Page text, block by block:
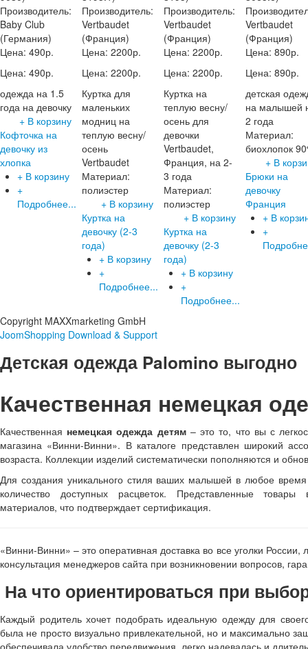
Производитель:
Baby Club
(Германия)
Цена: 490р.
Цена: 490р.
одежда на 1.5
года на девочку
+ В корзину
Кофточка на
девочку из
хлопка
+ В корзину
+
Подробнее...
Производитель:
Vertbaudet
(Франция)
Цена:2200р.
Цена:2200р.
Куртка для
маленьких
модниц на
теплую весну/
осень
Vertbaudet
Материал:
полиэстер
+ В корзину
Куртка на
девочку (2-3
года)
+ В корзину
+
Подробнее...
Производитель:
Vertbaudet
(Франция)
Цена:2200р.
Цена:2200р.
Куртка на
теплую весну/
осень для
девочки
Vertbaudet,
Франция, на 2-
3 года
Материал:
полиэстер
+ В корзину
Куртка на
девочку (2-3
года)
+ В корзину
+
Подробнее...
Vertbaudet
(Франция)
Цена:890р.
Цена:890р.
детская
на малышей
2 года
Материал:
биохлопок
+ В
Брюки на
девочку
Франция
+ В
+
Copyright MAXXmarketing GmbH
JoomShopping Download & Support
Детская одежда Palomino выгодно
Качественная немецкая
Качественная немецкая одежда детям– это то, что вы с
магазина «Винни-Винни». В каталоге представлен широкий
возраста. Коллекции изделий систематически пополняются и
Для создания уникального стиля ваших малышей в любое время
количество доступных расцветок. Представленные товары
материалов, что подтверждает сертификация.
«Винни-Винни» – это оперативная доставка во все уголки
консультация менеджеров сайта при возникновении вопросов,
На что ориентироваться при
Каждый родитель хочет подобрать идеальную одежду для
была не просто визуально привлекательной, но и максимально
обеспечивала удобство передвижения, легко надевалась и